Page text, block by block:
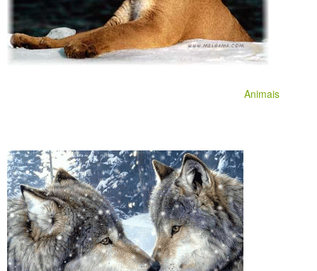
Animais